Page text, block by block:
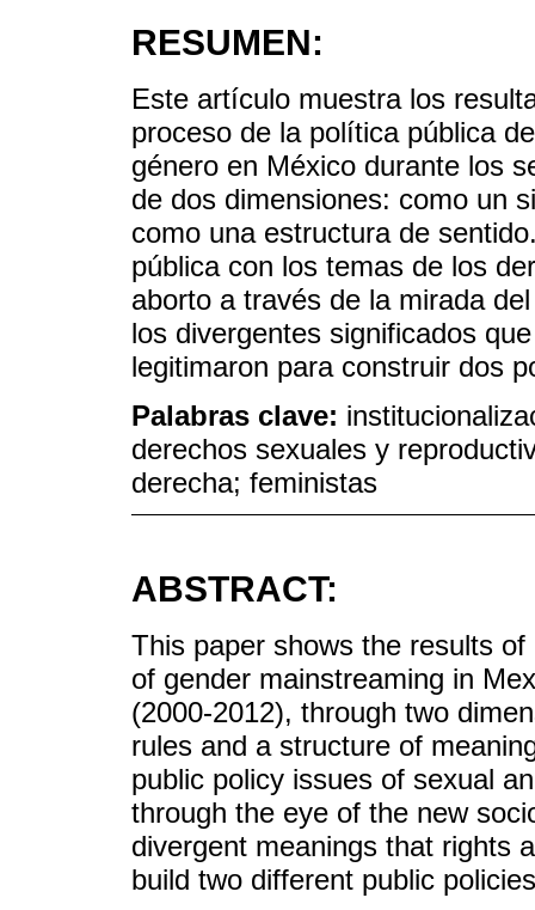
RESUMEN:
Este artículo muestra los
proceso de la política pública
género en México durante los
de dos dimensiones: como un
como una estructura de
pública con los temas de los
aborto a través de la mirada
los divergentes significados
legitimaron para construir dos
Palabras clave:
derechos sexuales y
derecha; feministas
ABSTRACT:
This paper shows the results
of gender mainstreaming in
(2000-2012), through two
rules and a structure of
public policy issues of sexual
through the eye of the new
divergent meanings that rights
build two different public